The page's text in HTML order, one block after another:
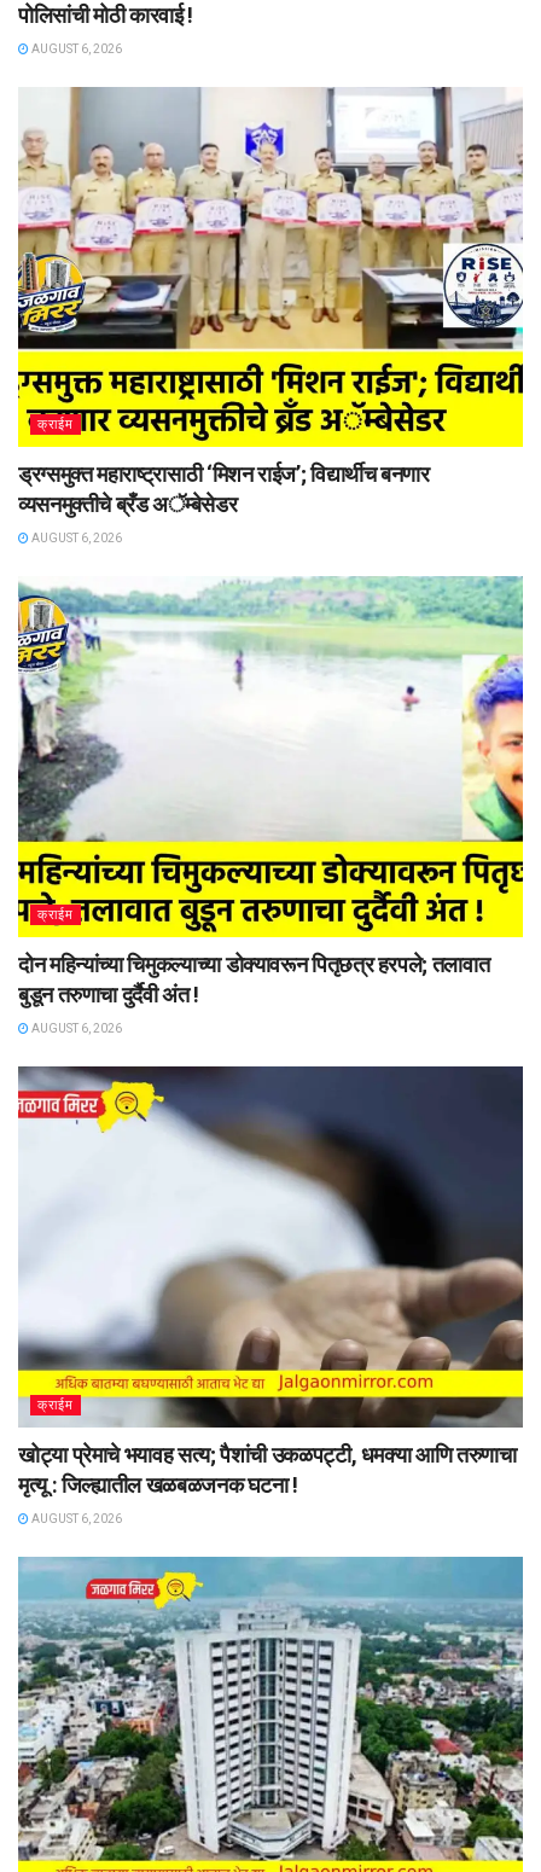
पोलिसांची मोठी कारवाई !
AUGUST 6, 2026
क्राईम
ड्रग्समुक्त महाराष्ट्रासाठी ‘मिशन राईज’; विद्यार्थीच बनणार
व्यसनमुक्तीचे ब्रँड अॅम्बेसेडर
AUGUST 6, 2026
क्राईम
दोन महिन्यांच्या चिमुकल्याच्या डोक्यावरून पितृछत्र हरपले; तलावात
बुडून तरुणाचा दुर्दैवी अंत !
AUGUST 6, 2026
क्राईम
खोट्या प्रेमाचे भयावह सत्य; पैशांची उकळपट्टी, धमक्या आणि तरुणाचा
मृत्यू : जिल्ह्यातील खळबळजनक घटना !
AUGUST 6, 2026